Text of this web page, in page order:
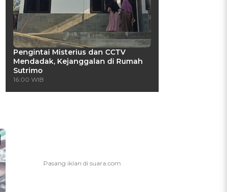
Pengintai Misterius dan CCTV
Mendadak, Kejanggalan di Rumah
Sutrimo
16:00 WIB